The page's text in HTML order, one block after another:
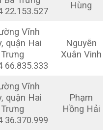
22.153.527
Hùng
Vĩnh
quận Hai
66.835.333
Nguyễn
Xuân Vinh
Vĩnh
quận Hai
36.370.999
Phạm
Hồng Hải